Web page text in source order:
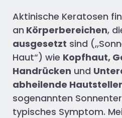
Aktinische Keratosen
an Körperbereichen,
ausgesetzt sind
Haut“) wie Kopfhaut,
Handrücken und
abheilende
sogenannten
typisches Symptom.